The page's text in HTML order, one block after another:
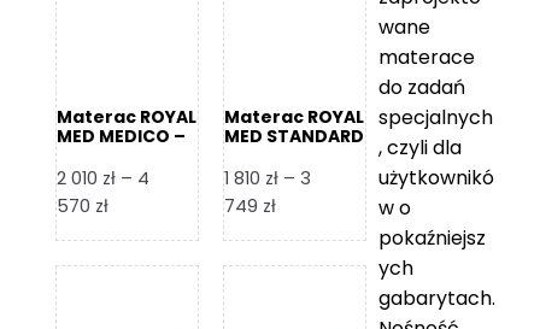
Materac ROYAL
MED MEDICO –
2 010 zł – 4
570 złZakres
od
Materac ROYAL
MED STANDARD
1 810 zł – 3
749 złZakres
od
wane
materace
do zadań
specjalnych
, czyli dla
użytkownikó
w o
pokaźniejsz
ych
gabarytach.